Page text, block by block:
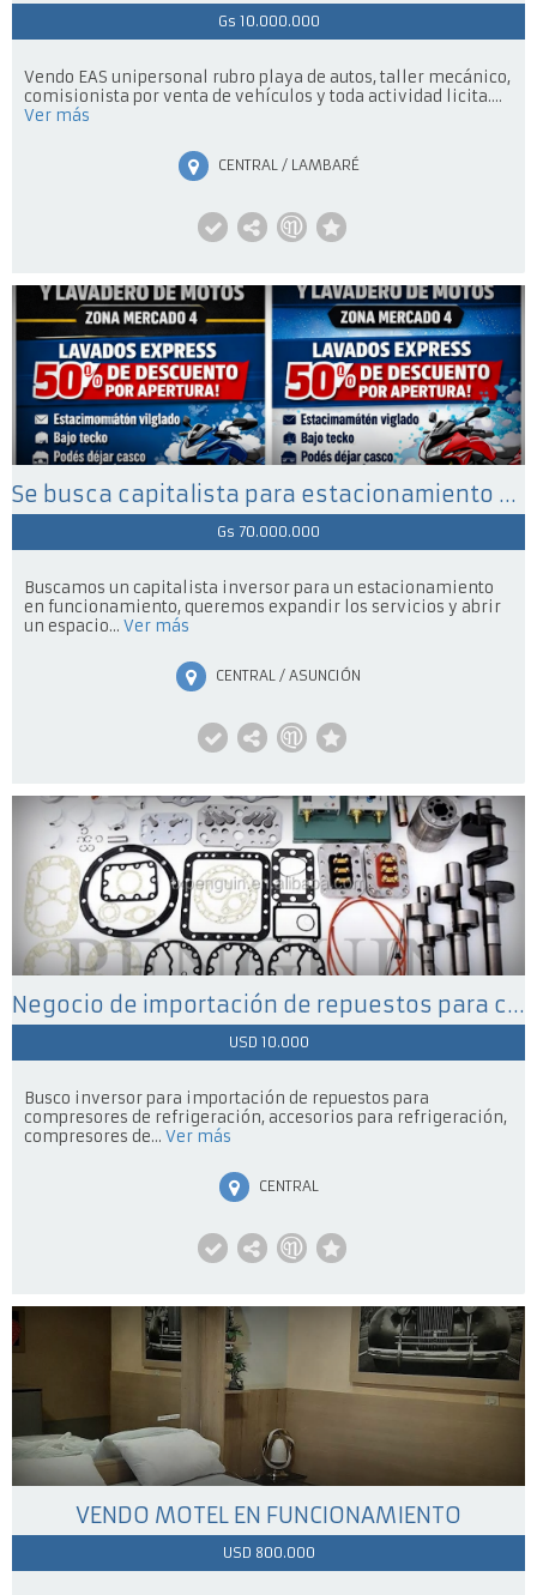
Gs 10.000.000
Vendo EAS unipersonal rubro playa de autos, taller mecánico,
comisionista por venta de vehículos y toda actividad licita....
Ver más
CENTRAL / LAMBARÉ
Se busca capitalista para estacionamiento de motos
Gs 70.000.000
Buscamos un capitalista inversor para un estacionamiento
en funcionamiento, queremos expandir los servicios y abrir
un espacio... Ver más
CENTRAL / ASUNCIÓN
Negocio de importación de repuestos para compresores de refrigeración, accesorios de refrigeración. Compresores de refrigeracion
USD 10.000
Busco inversor para importación de repuestos para
compresores de refrigeración, accesorios para refrigeración,
compresores de... Ver más
CENTRAL
VENDO MOTEL EN FUNCIONAMIENTO
USD 800.000